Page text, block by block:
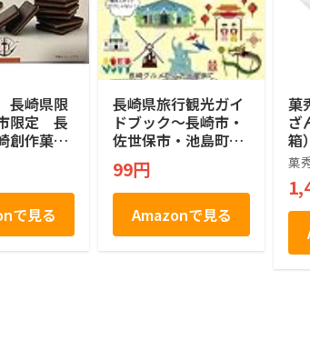
崎県限
限定 長
創作菓
こらん
ングド
Choc
de c
Swee
ラング
で見る
長崎県旅行観光ガイ
ドブック〜長崎市・
佐世保市・池島町〜:
観光スポットだけじ
ゃない！長崎グルメ
からお土産まで長崎
の魅力満載 長崎観光
ガイドブック
99円
Amazonで見る
菓
ざ
箱
×
菓